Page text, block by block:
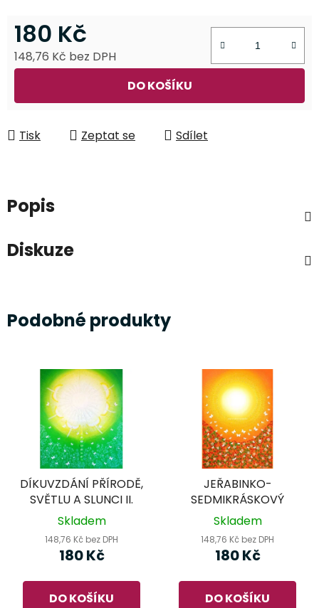
180 Kč
148,76 Kč bez DPH
DO KOŠÍKU
Tisk Zeptat se Sdílet
Popis
Diskuze
Podobné produkty
DÍKUVZDÁNÍ PŘÍRODĚ,
SVĚTLU A SLUNCI II.
Skladem
148,76 Kč bez DPH
180 Kč
DO KOŠÍKU
JEŘABINKO-
SEDMIKRÁSKOVÝ
Skladem
148,76 Kč bez DPH
180 Kč
DO KOŠÍKU